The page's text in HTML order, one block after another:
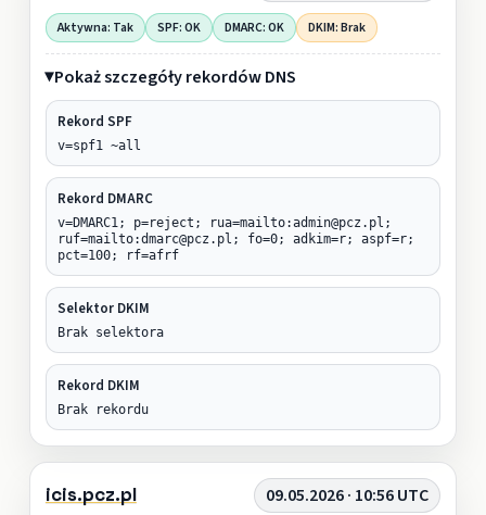
Aktywna: Tak SPF: OK DMARC: OK DKIM: Brak
Pokaż szczegóły rekordów DNS
Rekord SPF
v=spf1 ~all
Rekord DMARC
v=DMARC1; p=reject; rua=mailto:admin@pcz.pl;
ruf=mailto:dmarc@pcz.pl; fo=0; adkim=r; aspf=r;
pct=100; rf=afrf
Selektor DKIM
Brak selektora
Rekord DKIM
Brak rekordu
icis.pcz.pl 09.05.2026 · 10:56 UTC